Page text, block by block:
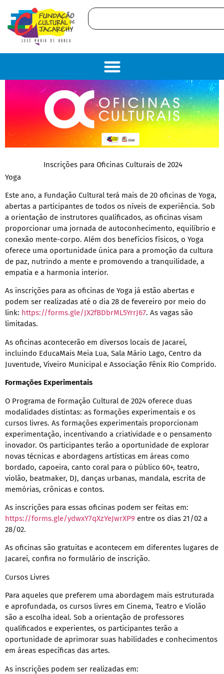
Inscrições para Oficinas Culturais de 2024
Yoga
Este ano, a Fundação Cultural terá mais de 20 oficinas de Yoga,
abertas a participantes de todos os níveis de experiência. Sob
a orientação de instrutores qualificados, as oficinas visam
proporcionar uma jornada de autoconhecimento, equilíbrio e
conexão mente-corpo. Além dos benefícios físicos, o Yoga
oferece uma oportunidade única para a promoção da cultura
de paz, nutrindo a mente e promovendo a tranquilidade, a
empatia e a harmonia interior.
As inscrições para as oficinas de Yoga já estão abertas e
podem ser realizadas até o dia 28 de fevereiro por meio do
link: https://forms.gle/JX2fBDbrML5YrrJ67. As vagas são
limitadas.
As oficinas acontecerão em diversos locais de Jacareí,
incluindo EducaMais Meia Lua, Sala Mário Lago, Centro da
Juventude, Viveiro Municipal e Associação Fênix Rio Comprido.
Formações Experimentais
O Programa de Formação Cultural de 2024 oferece duas
modalidades distintas: as formações experimentais e os
cursos livres. As formações experimentais proporcionam
experimentação, incentivando a criatividade e o pensamento
inovador. Os participantes terão a oportunidade de explorar
novas técnicas e abordagens artísticas em áreas como
bordado, capoeira, canto coral para o público 60+, teatro,
violão, beatmaker, DJ, danças urbanas, mandala, escrita de
memórias, crônicas e contos.
As inscrições para essas oficinas podem ser feitas em:
https://forms.gle/ydwxY7qXzYeJwrXP9 entre os dias 21/02 a
28/02.
As oficinas são gratuitas e acontecem em diferentes lugares de
Jacareí, confira no formulário de inscrição.
Cursos Livres
Para aqueles que preferem uma abordagem mais estruturada
e aprofundada, os cursos livres em Cinema, Teatro e Violão
são a escolha ideal. Sob a orientação de professores
qualificados e experientes, os participantes terão a
oportunidade de aprimorar suas habilidades e conhecimentos
em áreas específicas das artes.
As inscrições podem ser realizadas em: